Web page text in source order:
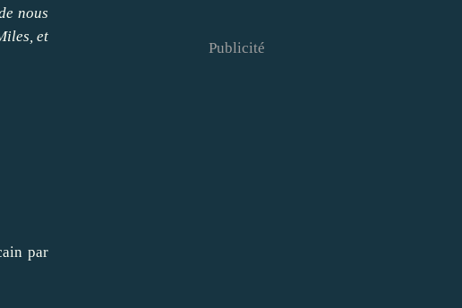
nous
et
par
Publicité